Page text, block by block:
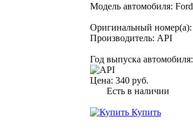
Модель автомобиля:
Оригинальный номер(а):
Производитель: API
Год выпуска автомобиля:
Цена: 340 руб.
Есть в наличии
Купить